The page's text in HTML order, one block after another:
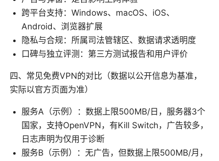
跨平台支持：Windows、macOS、iOS、
Android、浏览器扩展
隐私与合规：所属司法管辖区、数据请求透明度
口碑与独立评测：第三方测试报告和用户评价
四、常见免费VPN的对比（数据以公开信息为基准，
实际以官方页面为准）
服务A（示例）：数据上限500MB/日，服务器3个
国家，支持OpenVPN，有Kill Switch，广告较多，
日志声明为仅用于诊断
服务B（示例）：无广告，但数据上限500MB/月，